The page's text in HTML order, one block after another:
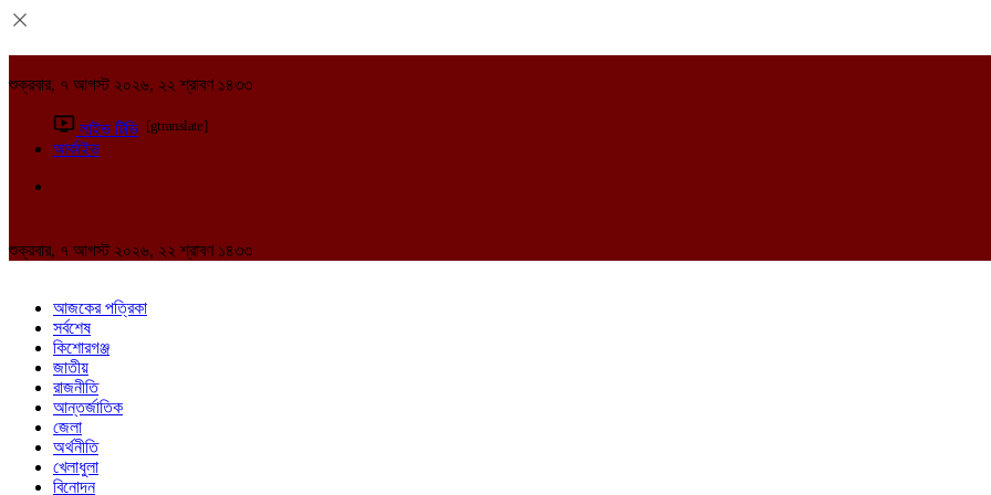
শুক্রবার, ৭ আগস্ট ২০২৬, ২২ শ্রাবণ ১৪৩৩
লাইভ টিভি [gtranslate]
আর্কাইভ
শুক্রবার, ৭ আগস্ট ২০২৬, ২২ শ্রাবণ ১৪৩৩
আজকের পত্রিকা
সর্বশেষ
কিশোরগঞ্জ
জাতীয়
রাজনীতি
আন্তর্জাতিক
জেলা
অর্থনীতি
খেলাধুলা
বিনোদন